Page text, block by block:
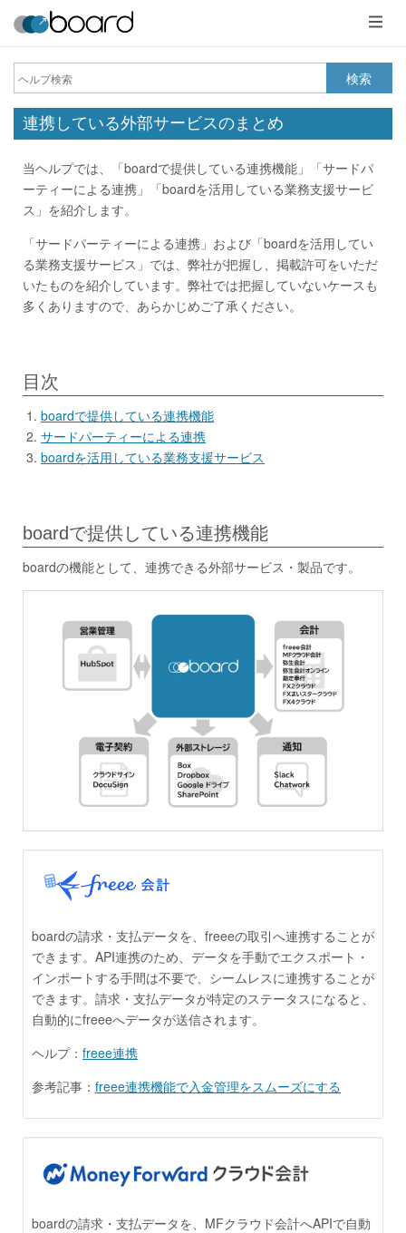
メ
ニ
ュ
ー
検索
連携している外部サービスのまとめ
当ヘルプでは、「boardで提供している連携機能」「サードパ
ーティーによる連携」「boardを活用している業務支援サービ
ス」を紹介します。
「サードパーティーによる連携」および「boardを活用してい
る業務支援サービス」では、弊社が把握し、掲載許可をいただ
いたものを紹介しています。弊社では把握していないケースも
多くありますので、あらかじめご了承ください。
目次
boardで提供している連携機能
サードパーティーによる連携
boardを活用している業務支援サービス
boardで提供している連携機能
boardの機能として、連携できる外部サービス・製品です。
boardの請求・支払データを、freeeの取引へ連携することが
できます。API連携のため、データを手動でエクスポート・
インポートする手間は不要で、シームレスに連携することが
できます。請求・支払データが特定のステータスになると、
自動的にfreeeへデータが送信されます。
ヘルプ： freee連携
参考記事： freee連携機能で入金管理をスムーズにする
boardの請求・支払データを、MFクラウド会計へAPIで自動